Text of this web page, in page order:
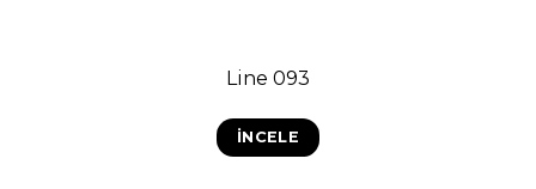
Line 093
İNCELE